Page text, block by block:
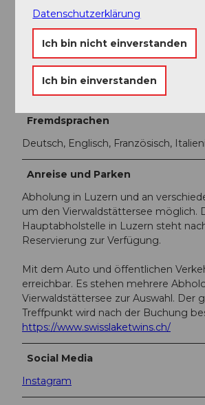
ausgewählte Wassersportausrüstung.
Abfahrtsort können zusätzliche
Zahlungsmöglichkeiten
Fremdsprachen
Deutsch, Englisch, Französisch,
Anreise und Parken
Abholung in Luzern und an
um den Vierwaldstättersee möglich.
Hauptabholstelle in Luzern steht
Reservierung zur Verfügung.
Mit dem Auto und öffentlichen
erreichbar. Es stehen mehrere
Vierwaldstättersee zur Auswahl. Der
Treffpunkt wird nach der Buchung
https://www.swisslaketwins.ch/
Social Media
Instagram
Datenschutzerklärung
Ich bin nicht einverstanden
Ich bin einverstanden